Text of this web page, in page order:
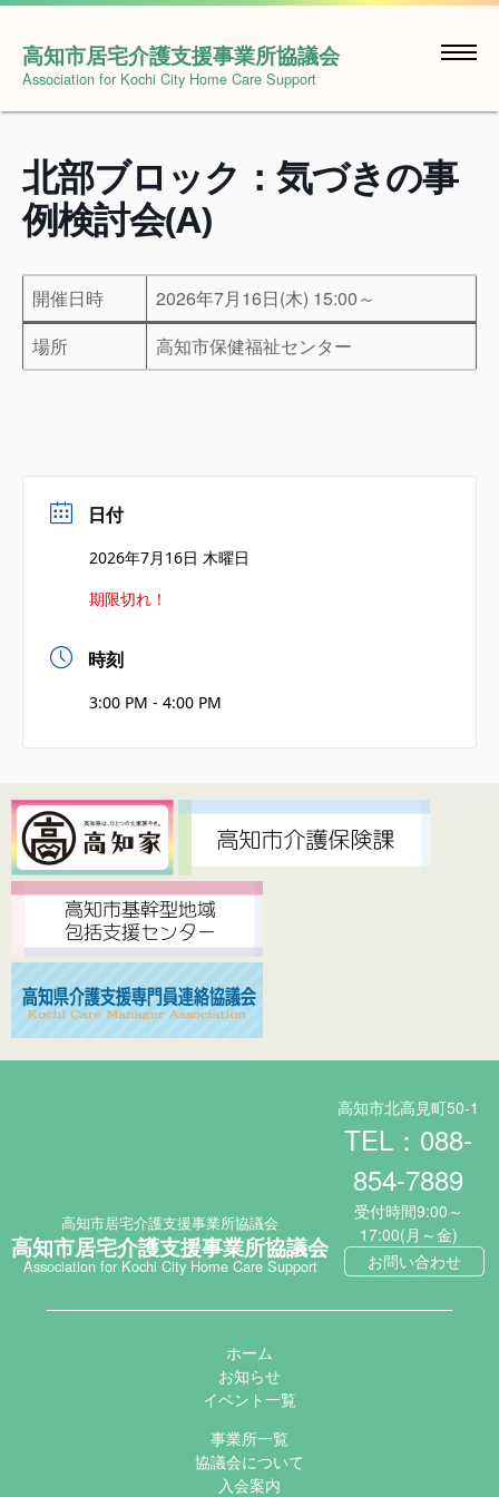
Skip
content
高知市居宅介護支援事業所協議会
Association for Kochi City Home Care Support
北部ブロック：気づきの事
例検討会(A)
開催日時
2026年7月16日(木) 15:00～
場所
高知市保健福祉センター
日付
2026年7月16日 木曜日
期限切れ！
時刻
3:00 PM - 4:00 PM
高知市居宅介護支援事業所協議会
高知市居宅介護支援事業所協議会
Association for Kochi City Home Care Support
高知市北高見町50-1
TEL：088-
854-7889
受付時間9:00～
17:00(月～金)
お問い合わせ
ホーム
お知らせ
イベント一覧
事業所一覧
協議会について
入会案内